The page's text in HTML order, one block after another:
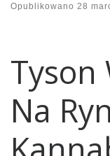
Opublikowano 28
Tyson
Na